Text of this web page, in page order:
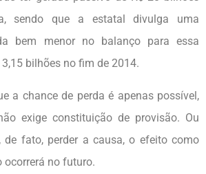
sendo que a estatal divulga uma
bem menor no balanço para essa
bilhões no fim de 2014.
a chance de perda é apenas possível,
exige constituição de provisão. Ou
de fato, perder a causa, o efeito como
ocorrerá no futuro.